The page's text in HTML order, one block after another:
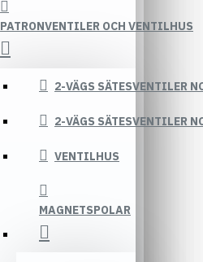
PATRONVENTILER OCH VENTILHUS
2-VÄGS SÄTESVENTILER
2-VÄGS SÄTESVENTILER
VENTILHUS
MAGNETSPOLAR